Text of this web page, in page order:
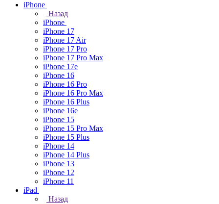
iPhone
Назад
iPhone
iPhone 17
iPhone 17 Air
iPhone 17 Pro
iPhone 17 Pro Max
iPhone 17e
iPhone 16
iPhone 16 Pro
iPhone 16 Pro Max
iPhone 16 Plus
iPhone 16e
iPhone 15
iPhone 15 Pro Max
iPhone 15 Plus
iPhone 14
iPhone 14 Plus
iPhone 13
iPhone 12
iPhone 11
iPad
Назад